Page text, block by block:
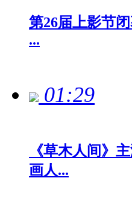
第26届上影节
...
01:29
《草木人间》
画人...